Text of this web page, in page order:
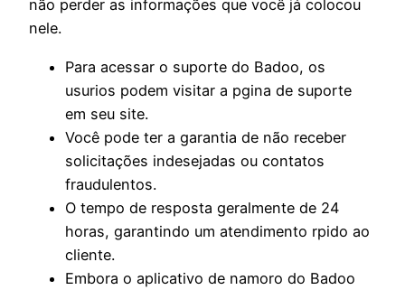
não perder as informações que você já colocou
nele.
Para acessar o suporte do Badoo, os
usurios podem visitar a pgina de suporte
em seu site.
Você pode ter a garantia de não receber
solicitações indesejadas ou contatos
fraudulentos.
O tempo de resposta geralmente de 24
horas, garantindo um atendimento rpido ao
cliente.
Embora o aplicativo de namoro do Badoo